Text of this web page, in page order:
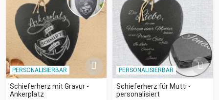
PERSONALISIERBAR
Schieferherz mit Gravur -
Ankerplatz
PERSONALISIERBAR
Schieferherz für Mutti -
personalisiert